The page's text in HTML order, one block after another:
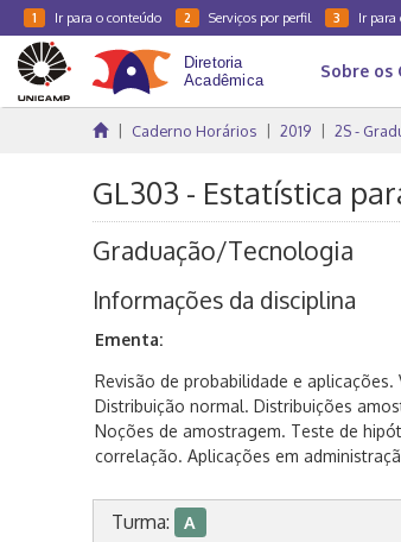
1 Ir para o conteúdo 2 Serviços por perfil 3 Ir para
Sobre os
Caderno Horários 2019 2S -
GL303 - Estatística
Graduação/Tecnologia
Informações da disciplina
Ementa:
Revisão de probabilidade e
Distribuição normal. Distribuições
Noções de amostragem. Teste de
correlação. Aplicações em
Turma: A